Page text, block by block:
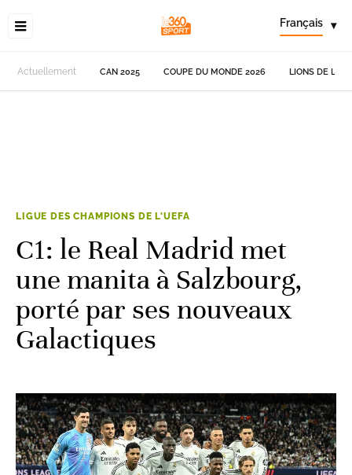
Français ▾
Actuellement CAN 2025 COUPE DU MONDE 2026 LIONS DE
LIGUE DES CHAMPIONS DE L'UEFA
C1: le Real Madrid met
une manita à Salzbourg,
porté par ses nouveaux
Galactiques